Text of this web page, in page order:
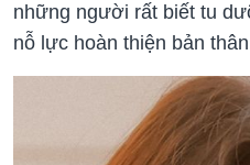
những người rất biết tu
nỗ lực hoàn thiện bản